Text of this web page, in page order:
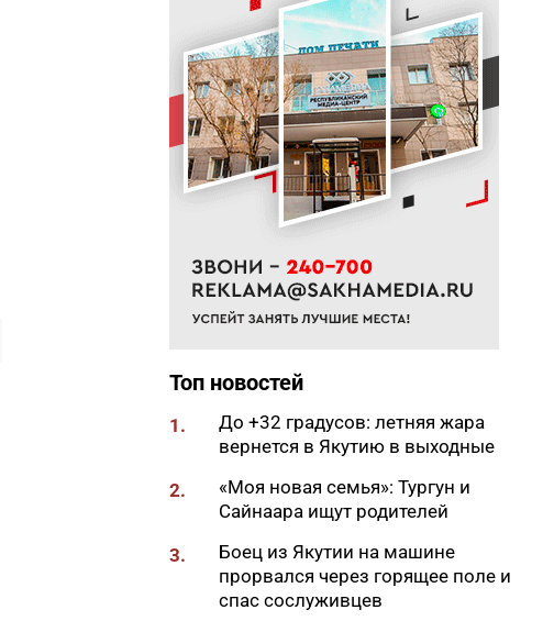
10:56
Новая платформа ЕР поможет
ветеранам СВО найти работу
10:22
В Усть-Майском районе
ликвидировали лесной пожар
на 13 гектарах
10:01
Якутяне рассказали, что
считают главным подарком в
09:41
Сколько стоит, собрать
ребенка в школу на Дальнем
Востоке
тысяч тонн сена и 200 тонн
сенажа
На Камчатке завершилась
парусная экспедиция из
Якутии
06:15
До +27 градусов прогреется
воздух в Якутске в субботу
Деловая программа ВЭФ-2026
Топ новостей
1.
До +32 градусов: летняя жара
вернется в Якутию в выходные
2.
«Моя новая семья»: Тургун и
Сайнаара ищут родителей
3.
Боец из Якутии на машине
прорвался через горящее поле и
спас сослуживцев